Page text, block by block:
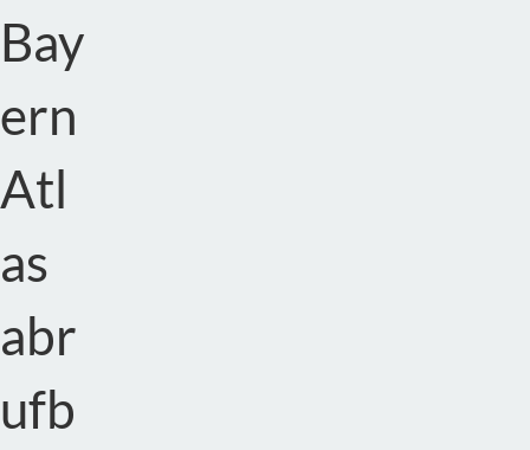
Bay
ern
Atl
as
abr
ufb